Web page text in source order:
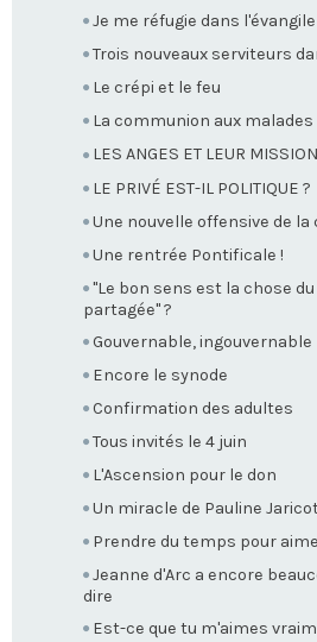
Je me réfugie dans l'évangile
Trois nouveaux serviteurs
Le crépi et le feu
La communion aux malades
LES ANGES ET LEUR MISSION
LE PRIVÉ EST-IL POLITIQUE ?
Une nouvelle offensive de
Une rentrée Pontificale !
"Le bon sens est la chose
partagée" ?
Gouvernable, ingouvernable
Encore le synode
Confirmation des adultes
Tous invités le 4 juin
L'Ascension pour le don
Un miracle de Pauline
Prendre du temps pour
Jeanne d'Arc a encore
dire
Est-ce que tu m'aimes